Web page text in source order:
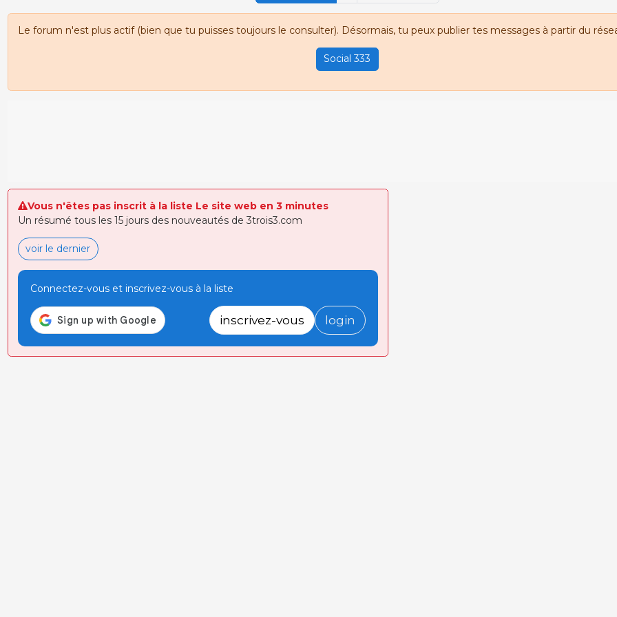
Le forum n'est plus actif (bien que tu puisses toujours le consulter). Désormais, tu peux publier tes messages à partir du
Social 333
Vous n'êtes pas inscrit à la liste Le site web en 3 minutes
Un résumé tous les 15 jours des nouveautés de 3trois3.com
voir le dernier
Connectez-vous et inscrivez-vous à la liste
inscrivez-vous login